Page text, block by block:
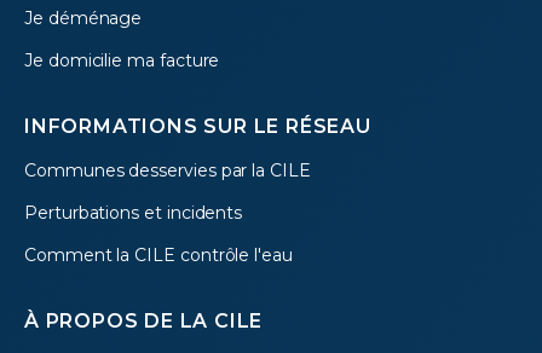
Je déménage
Je domicilie ma facture
INFORMATIONS SUR LE RÉSEAU
Communes desservies par la CILE
Perturbations et incidents
Comment la CILE contrôle l'eau
À PROPOS DE LA CILE